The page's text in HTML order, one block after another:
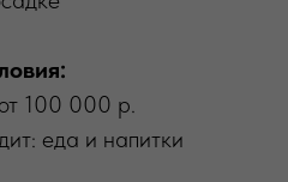
100 000 р.
еда и напитки